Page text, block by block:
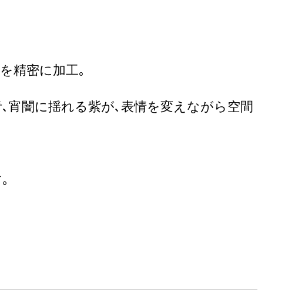
精密に加工｡
闇に揺れる紫が､表情を変えながら空間